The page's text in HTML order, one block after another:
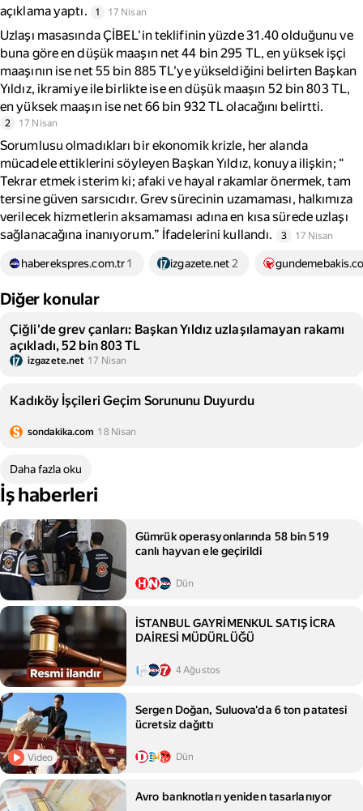
açıklama yaptı.
1 17 Nisan
Uzlaşı masasında ÇİBEL'in teklifinin yüzde 31.40 olduğunu ve
buna göre en düşük maaşın net 44 bin 295 TL, en yüksek işçi
maaşının ise net 55 bin 885 TL'ye yükseldiğini belirten Başkan
Yıldız, ikramiye ile birlikte ise en düşük maaşın 52 bin 803 TL,
en yüksek maaşın ise net 66 bin 932 TL olacağını belirtti.
2 17 Nisan
Sorumlusu olmadıkları bir ekonomik krizle, her alanda
mücadele ettiklerini söyleyen Başkan Yıldız, konuya ilişkin; “
Tekrar etmek isterim ki; afaki ve hayal rakamlar önermek, tam
tersine güven sarsıcıdır. Grev sürecinin uzamaması, halkımıza
verilecek hizmetlerin aksamaması adına en kısa sürede uzlaşı
sağlanacağına inanıyorum.” İfadelerini kullandı.
3 17 Nisan
haberekspres.com.tr1 izgazete.net 2
Diğer konular
Çiğli'de grev çanları: Başkan Yıldız uzlaşılamayan rakamı
açıkladı, 52 bin 803 TL
izgazete.net 17 Nisan
Kadıköy İşçileri Geçim Sorununu Duyurdu
sondakika.com 18 Nisan
Daha fazla oku
İş haberleri
Gümrük operasyonlarında 58 bin 519
canlı hayvan ele geçirildi
Dün
İSTANBUL GAYRİMENKUL SATIŞ İCRA
DAİRESİ MÜDÜRLÜĞÜ
4 Ağustos
Video
Sergen Doğan, Suluova'da 6 ton patatesi
ücretsiz dağıttı
Dün
Avro banknotları yeniden tasarlanıyor